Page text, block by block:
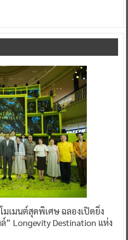
เมนต์สุดพิเศษ ฉลองเปิดยิ่ง
Longevity Destination แห่ง